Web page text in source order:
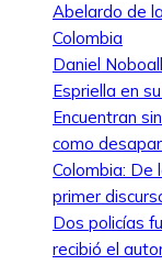
Abelardo de
Colombia
Daniel
Espriella en
Encuentran
como
Colombia: De
primer
Dos policías
recibió el